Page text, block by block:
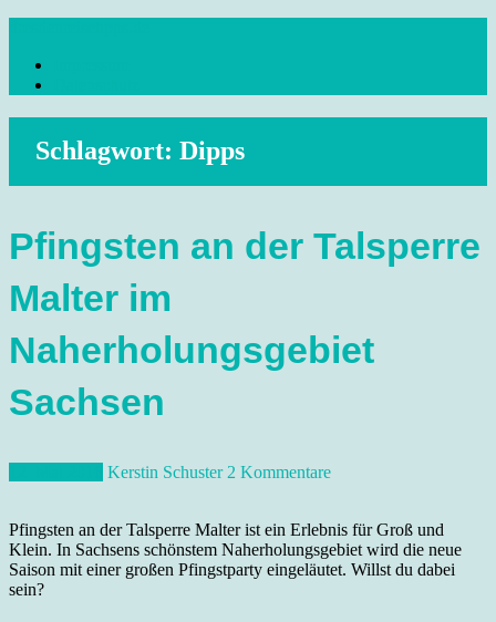
content
Reisetipps Dresden, Sehenswürdigkeiten, Ausflugsziele Sachsen,
Schlagwort: Dipps
Pfingsten an der Talsperre
Malter im
Naherholungsgebiet
Sachsen
Kerstin Schuster 2 Kommentare
Pfingsten an der Talsperre Malter ist ein Erlebnis für Groß und
Klein. In Sachsens schönstem Naherholungsgebiet wird die neue
Saison mit einer großen Pfingstparty eingeläutet. Willst du dabei
sein?